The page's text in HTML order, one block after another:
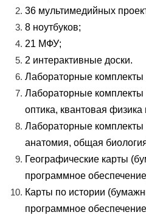
36 мультимедийных
8 ноутбуков;
21 МФУ;
2 интерактивные доски.
Лабораторные комплекты
Лабораторные комплекты
оптика, квантовая
Лабораторные комплекты
анатомия, общая
Географические карты
программное
Карты по истории
программное